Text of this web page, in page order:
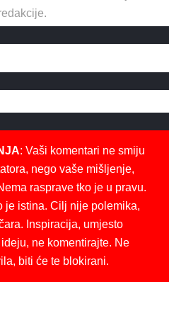
: Vaši komentari ne smiju
nego vaše mišljenje,
rasprave tko je u pravu.
je istina. Cilj nije polemika,
Inspiracija, umjesto
ne komentirajte. Ne
biti će te blokirani.